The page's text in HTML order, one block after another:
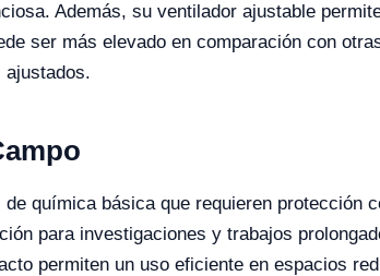
Además, su ventilador ajustable
ser más elevado en comparación con
ajustados.
química básica que requieren
para investigaciones y trabajos
permiten un uso eficiente en espacios